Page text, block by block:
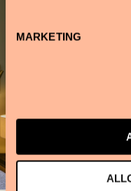
MARKETING